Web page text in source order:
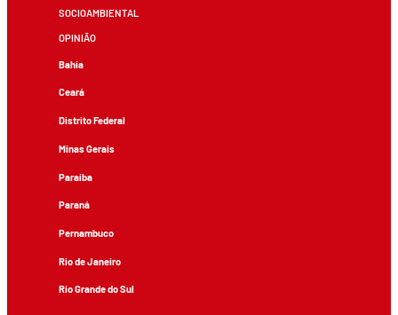
SOCIOAMBIENTAL
OPINIÃO
Bahia
Ceará
Distrito Federal
Minas Gerais
Paraíba
Paraná
Pernambuco
Rio de Janeiro
Rio Grande do Sul